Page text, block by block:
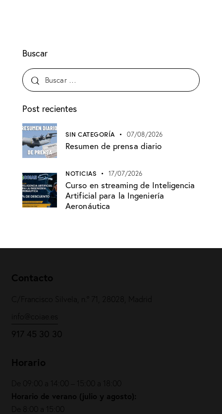
Buscar
Post recientes
SIN CATEGORÍA 07/08/2026
Resumen de prensa diario
NOTICIAS 17/07/2026
Curso en streaming de Inteligencia
Artificial para la Ingeniería
Aeronáutica
Contacto
C/Francisco Silvela, n.º 71, 28028, Madrid
917 45 30 30
Horario
De 09:00 a 14:00 – 15:00 a 18:00
Horario de verano (julio y agosto):
De 8:00 a 15:00